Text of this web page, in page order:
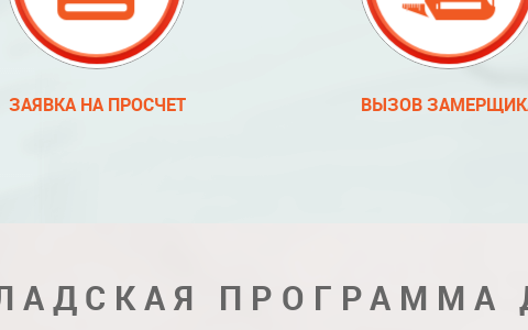
ЗАЯВКА НА ПРОСЧЕТ ВЫЗОВ
ПРОГРАММА